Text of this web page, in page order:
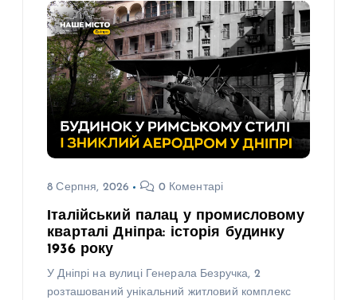
8 Серпня, 2026 0 Коментарі
Італійський палац у промисловому
кварталі Дніпра: історія будинку
1936 року
У Дніпрі на вулиці Генерала Безручка, 2
розташований унікальний житловий комплекс